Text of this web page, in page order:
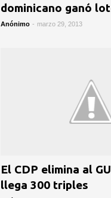
dominicano ganó
Anónimo - marzo 29, 2013
El CDP elimina al
llega 300 triples